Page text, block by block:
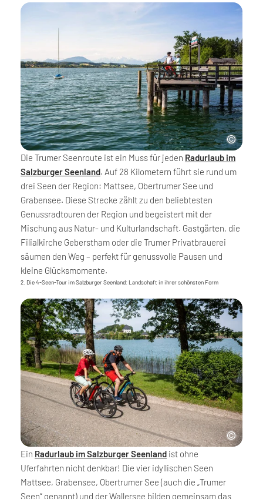
Die Trumer Seenroute ist ein Muss für jeden Radurlaub im
Salzburger Seenland. Auf 28 Kilometern führt sie rund um
drei Seen der Region: Mattsee, Obertrumer See und
Grabensee. Diese Strecke zählt zu den beliebtesten
Genussradtouren der Region und begeistert mit der
Mischung aus Natur- und Kulturlandschaft. Gastgärten, die
Filialkirche Geberstham oder die Trumer Privatbrauerei
säumen den Weg – perfekt für genussvolle Pausen und
kleine Glücksmomente.
2. Die 4-Seen-Tour im Salzburger Seenland: Landschaft in ihrer schönsten Form
Ein Radurlaub im Salzburger Seenland ist ohne
Uferfahrten nicht denkbar! Die vier idyllischen Seen
Mattsee, Grabensee, Obertrumer See (auch die „Trumer
Seen“ genannt) und der Wallersee bilden gemeinsam das